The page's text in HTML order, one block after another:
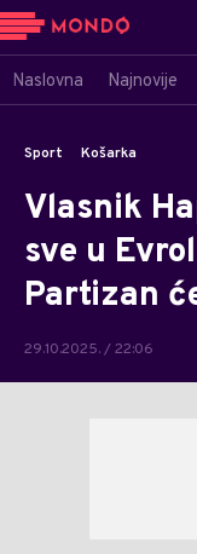
Naslovna Najnovije
Sport Košarka
Vlasnik
sve u
Partizan
29.10.2025. / 22:06